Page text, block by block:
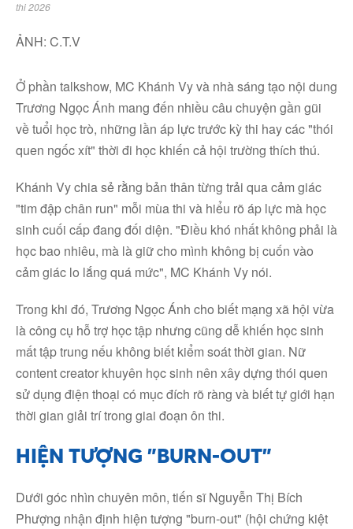
thi 2026
ẢNH: C.T.V
Ở phần talkshow, MC Khánh Vy và nhà sáng tạo nội dung
Trương Ngọc Ánh mang đến nhiều câu chuyện gần gũi
về tuổi học trò, những lần áp lực trước kỳ thi hay các "thói
quen ngốc xít" thời đi học khiến cả hội trường thích thú.
Khánh Vy chia sẻ rằng bản thân từng trải qua cảm giác
"tim đập chân run" mỗi mùa thi và hiểu rõ áp lực mà học
sinh cuối cấp đang đối diện. "Điều khó nhất không phải là
học bao nhiêu, mà là giữ cho mình không bị cuốn vào
cảm giác lo lắng quá mức", MC Khánh Vy nói.
Trong khi đó, Trương Ngọc Ánh cho biết mạng xã hội vừa
là công cụ hỗ trợ học tập nhưng cũng dễ khiến học sinh
mất tập trung nếu không biết kiểm soát thời gian. Nữ
content creator khuyên học sinh nên xây dựng thói quen
sử dụng điện thoại có mục đích rõ ràng và biết tự giới hạn
thời gian giải trí trong giai đoạn ôn thi.
HIỆN TƯỢNG "BURN-OUT"
Dưới góc nhìn chuyên môn, tiến sĩ Nguyễn Thị Bích
Phượng nhận định hiện tượng "burn-out" (hội chứng kiệt
Linkedin